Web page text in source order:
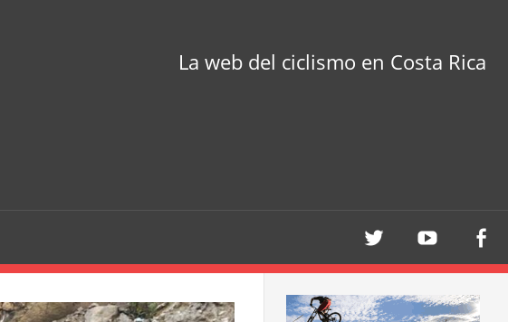
La web del ciclismo en Costa Rica